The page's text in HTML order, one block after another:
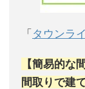
「 タウンラ
【簡易的な
間取りで建